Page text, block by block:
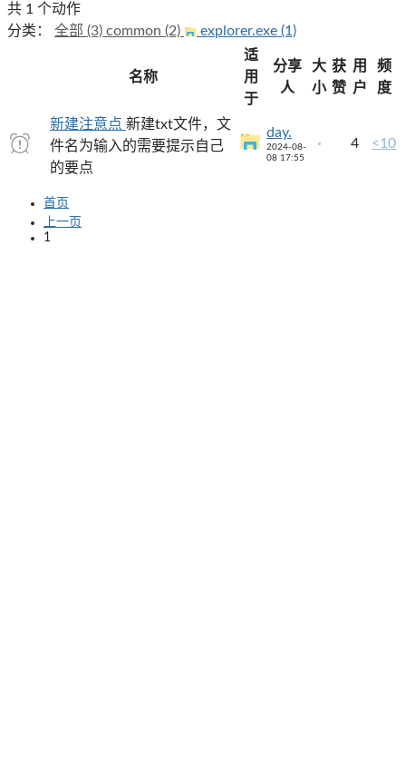
共 1 个动作
分类：
全部 (3) common (2) explorer.exe (1)
名称
适
用
于
分享
人
大
小
获
赞
用
户
频
度
新建注意点 新建txt文件，文
件名为输入的需要提示自己
的要点
day.
2024-08-
08 17:55
4 <10
首页
上一页
1